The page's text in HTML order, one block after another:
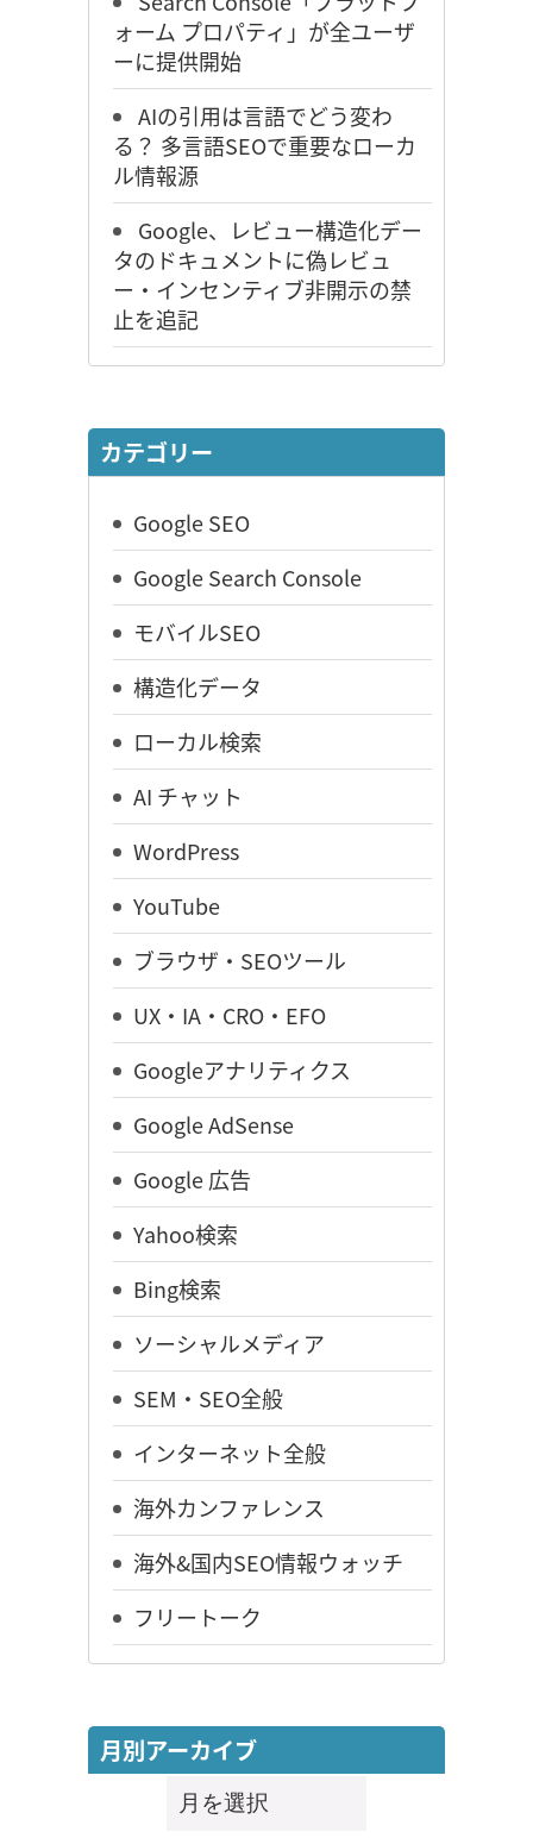
ォーム プロパティ」が全ユーザ
ーに提供開始
AIの引用は言語でどう変わ
る？ 多言語SEOで重要なローカ
ル情報源
Google、レビュー構造化デー
タのドキュメントに偽レビュ
ー・インセンティブ非開示の禁
止を追記
カテゴリー
Google SEO
Google Search Console
モバイルSEO
構造化データ
ローカル検索
AI チャット
WordPress
YouTube
ブラウザ・SEOツール
UX・IA・CRO・EFO
Googleアナリティクス
Google AdSense
Google 広告
Yahoo検索
Bing検索
ソーシャルメディア
SEM・SEO全般
インターネット全般
海外カンファレンス
海外&国内SEO情報ウォッチ
フリートーク
月別アーカイブ
月
別